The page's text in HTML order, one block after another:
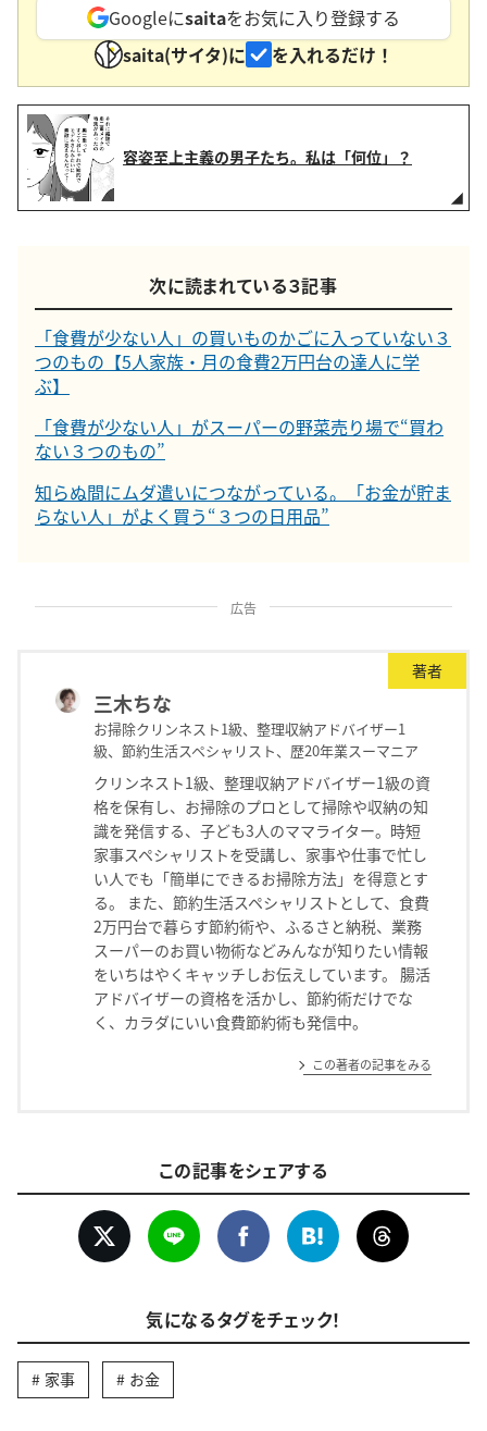
Googleにsaitaをお気に入り登録する
saita(サイタ)に
を入れるだけ！
容姿至上主義の男子たち。私は「何位」？
次に読まれている３記事
「食費が少ない人」の買いものかごに入っていない３
つのもの【5人家族・月の食費2万円台の達人に学
ぶ】
「食費が少ない人」がスーパーの野菜売り場で“買わ
ない３つのもの”
知らぬ間にムダ遣いにつながっている。「お金が貯ま
らない人」がよく買う“３つの日用品”
広告
著者
三木ちな
お掃除クリンネスト1級、整理収納アドバイザー1
級、節約生活スペシャリスト、歴20年業スーマニア
クリンネスト1級、整理収納アドバイザー1級の資
格を保有し、お掃除のプロとして掃除や収納の知
識を発信する、子ども3人のママライター。時短
家事スペシャリストを受講し、家事や仕事で忙し
い人でも「簡単にできるお掃除方法」を得意とす
る。 また、節約生活スペシャリストとして、食費
2万円台で暮らす節約術や、ふるさと納税、業務
スーパーのお買い物術などみんなが知りたい情報
をいちはやくキャッチしお伝えしています。 腸活
アドバイザーの資格を活かし、節約術だけでな
く、カラダにいい食費節約術も発信中。
この著者の記事をみる
この記事をシェアする
気になるタグをチェック！
家事 お金